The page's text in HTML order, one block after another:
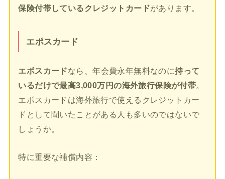
保険付帯しているクレジットカードがあります。
エポスカード
エポスカードなら、年会費永年無料なのに持って
いるだけで最高3,000万円の海外旅行保険が付帯。
エポスカードは海外旅行で使えるクレジットカー
ドとして聞いたことがある人も多いのではないで
しょうか。
特に重要な補償内容：